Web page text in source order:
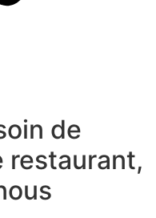
de
restaurant,